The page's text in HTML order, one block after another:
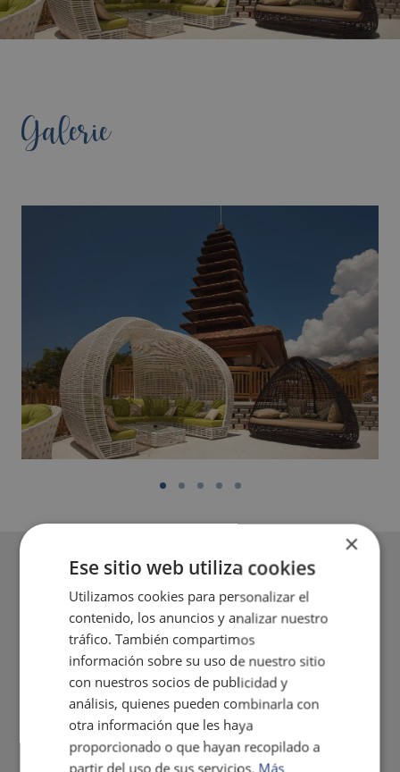
Galerie
×
Ese sitio web utiliza cookies
Utilizamos cookies para personalizar el
contenido, los anuncios y analizar nuestro
tráfico. También compartimos
información sobre su uso de nuestro sitio
con nuestros socios de publicidad y
análisis, quienes pueden combinarla con
otra información que les haya
proporcionado o que hayan recopilado a
partir del uso de sus servicios. Más